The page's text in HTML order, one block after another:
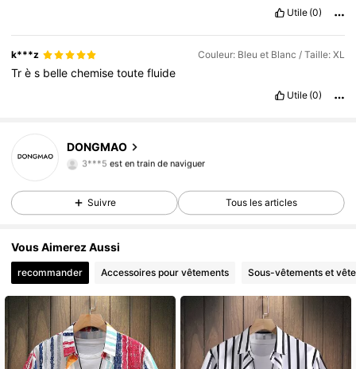
Utile (0)
k***z Couleur: Bleu et Blanc / Taille: XL
Très bellechemisetoutefluide
Utile (0)
DONGMAO
4,85
2.5K Suiveurs
4,85
2.5K Suiveurs
Suivre Tous les articles
Vous Aimerez Aussi
recommander Accessoires pour vêtements Sous-vêtements et